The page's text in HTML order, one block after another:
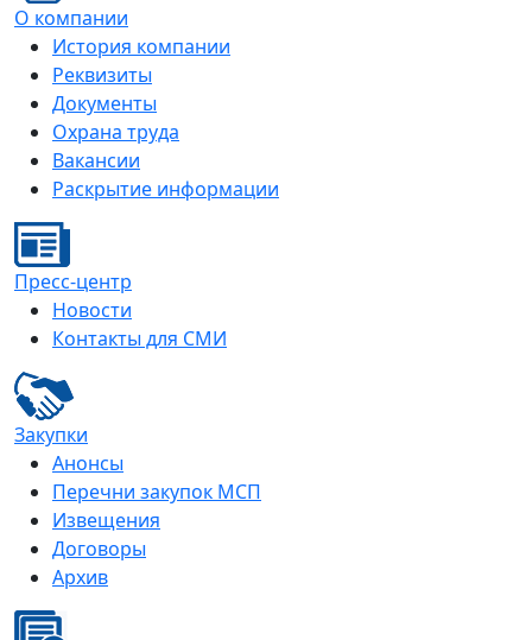
О компании
История компании
Реквизиты
Документы
Охрана труда
Вакансии
Раскрытие информации
Пресс-центр
Новости
Контакты для СМИ
Закупки
Анонсы
Перечни закупок МСП
Извещения
Договоры
Архив